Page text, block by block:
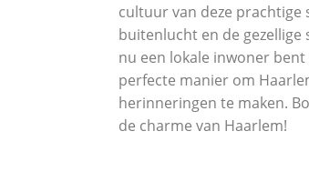
cultuur van deze prachtige
buitenlucht en de gezellige
nu een lokale inwoner
perfecte manier om
herinneringen te maken.
de charme van Haarlem!